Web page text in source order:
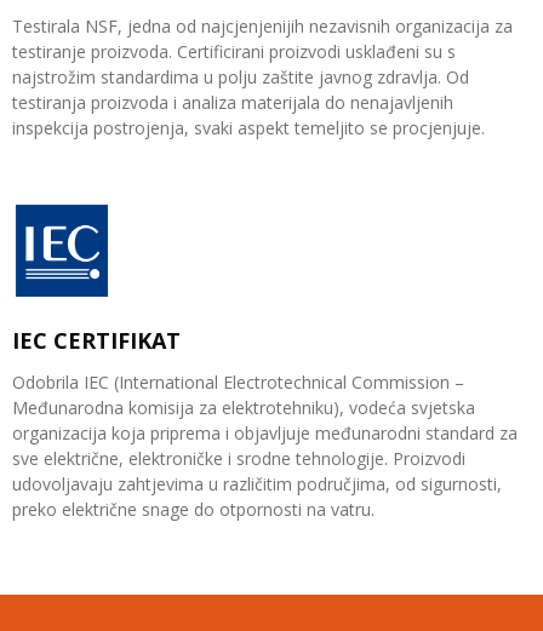
Testirala NSF, jedna od najcjenjenijih nezavisnih organizacija za
testiranje proizvoda. Certificirani proizvodi usklađeni su s
najstrožim standardima u polju zaštite javnog zdravlja. Od
testiranja proizvoda i analiza materijala do nenajavljenih
inspekcija postrojenja, svaki aspekt temeljito se procjenjuje.
IEC CERTIFIKAT
Odobrila IEC (International Electrotechnical Commission –
Međunarodna komisija za elektrotehniku), vodeća svjetska
organizacija koja priprema i objavljuje međunarodni standard za
sve električne, elektroničke i srodne tehnologije. Proizvodi
udovoljavaju zahtjevima u različitim područjima, od sigurnosti,
preko električne snage do otpornosti na vatru.